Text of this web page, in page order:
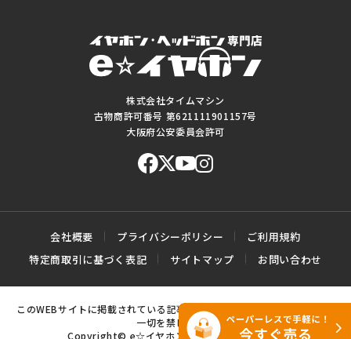
株式会社タイムマシン
古物商許可番号 第621111901157号
大阪府公安委員会許可
会社概要 プライバシーポリシー
ご利用規約
特定商取引に基づく表記
サイトマップ お問い合わせ
このWEBサイトに掲載されている記事・写真・図表などの転載・複製の
一切を禁じます。
Copyright© e☆イヤホン All rights reserved.